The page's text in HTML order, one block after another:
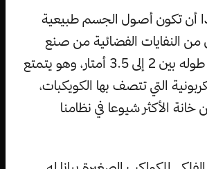
أن تكون أصول الجسم طبيعية
من النفايات الفضائية من صنع
الإنسان)، ويتراوح طوله بين 2 إلى 3.5 أمتار، وهو يتمتع
التي تتصف بها الكويكبات،
الأكثر شيوعا في نظامنا